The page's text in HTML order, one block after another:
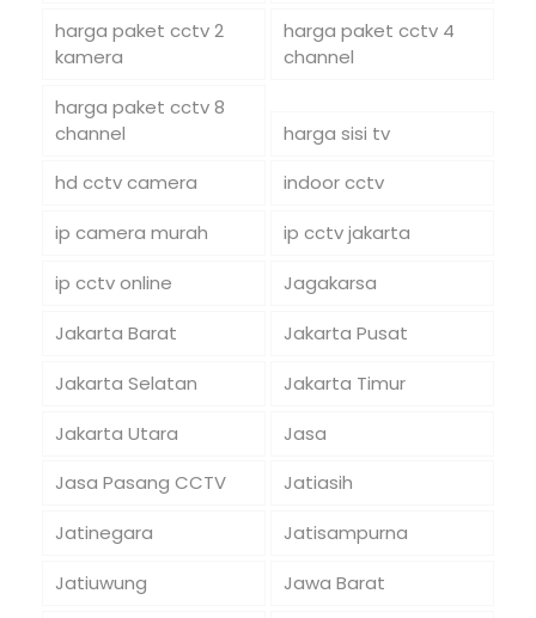
harga paket cctv 2
kamera
harga paket cctv 4
channel
harga paket cctv 8
channel
harga sisi tv
hd cctv camera
indoor cctv
ip camera murah
ip cctv jakarta
ip cctv online
Jagakarsa
Jakarta Barat
Jakarta Pusat
Jakarta Selatan
Jakarta Timur
Jakarta Utara
Jasa
Jasa Pasang CCTV
Jatiasih
Jatinegara
Jatisampurna
Jatiuwung
Jawa Barat